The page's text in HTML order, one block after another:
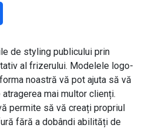
de styling publicului prin
al frizerului. Modelele logo-
noastră vă pot ajuta să vă
mai multor clienți.
permite să vă creați propriul
fără a dobândi abilități de